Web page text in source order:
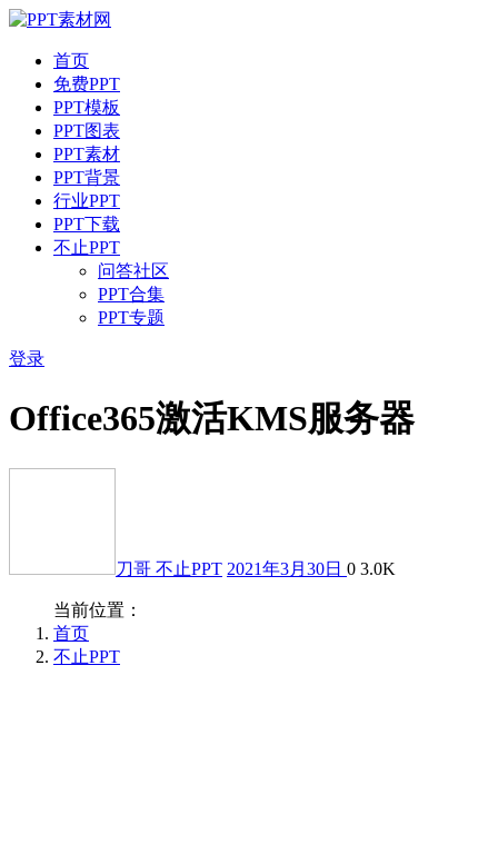
首页
免费PPT
PPT模板
PPT图表
PPT素材
PPT背景
行业PPT
PPT下载
不止PPT
问答社区
PPT合集
PPT专题
登录
Office365激活KMS服务器
刀哥 不止PPT 2021年3月30日 0 3.0K
当前位置：
首页
不止PPT